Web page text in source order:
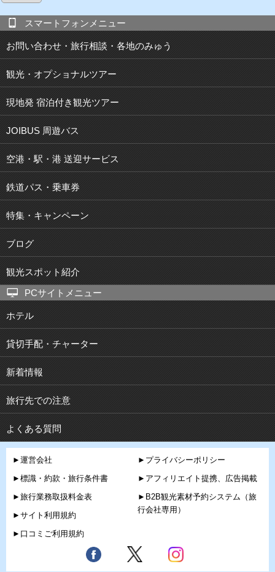
スマートフォンメニュー
お問い合わせ・旅行相談・各地のみゅう
観光・オプショナルツアー
現地発 宿泊付き観光ツアー
JOIBUS 周遊バス
空港・駅・港 送迎サービス
鉄道パス・乗車券
特集・キャンペーン
ブログ
観光スポット紹介
PCサイトメニュー
ホテル
貸切手配・チャーター
新着情報
旅行先での注意
よくある質問
►運営会社
►標識・約款・旅行条件書
►旅行業務取扱料金表
►サイト利用規約
►口コミご利用規約
►プライバシーポリシー
►アフィリエイト提携、広告掲載
►B2B観光素材予約システム（旅
行会社専用）